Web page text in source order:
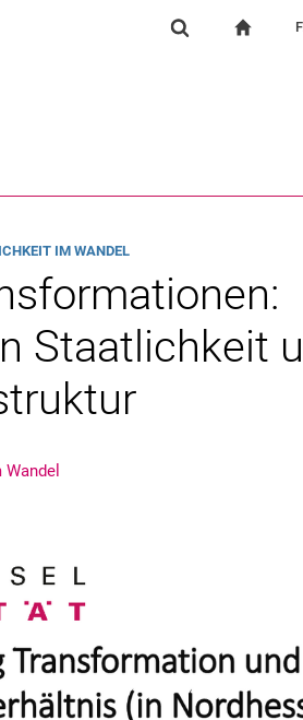
IM WAN­DEL
Staatlichkeit